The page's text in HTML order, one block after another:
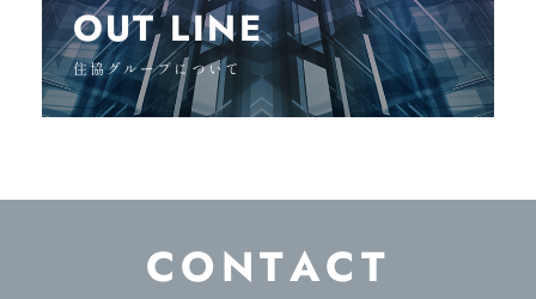
OUT LINE
住協グループについて
CONTACT